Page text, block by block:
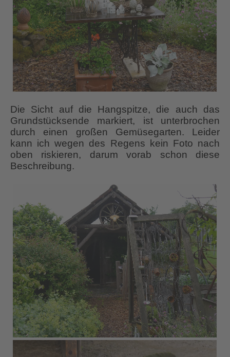
Die Sicht auf die Hangspitze, die auch das
Grundstücksende markiert, ist unterbrochen
durch einen großen Gemüsegarten. Leider
kann ich wegen des Regens kein Foto nach
oben riskieren, darum vorab schon diese
Beschreibung.